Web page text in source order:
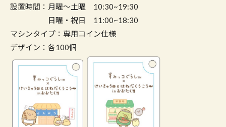
設置時間：月曜～土曜 10:30~19:30
日曜・祝日 11:00~18:30
マシンタイプ：専用コイン仕様
デザイン：各100個